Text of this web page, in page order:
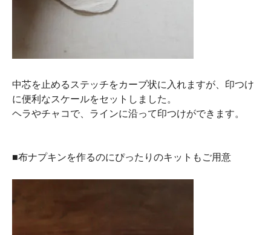
中芯を止めるステッチをカーブ状に入れますが、印つけ
に便利なスケールをセットしました。
ヘラやチャコで、ラインに沿って印つけができます。
■布ナプキンを作るのにぴったりのキットもご用意